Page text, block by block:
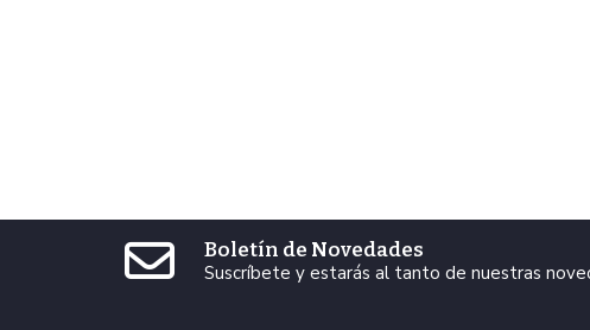
Boletín de Novedades
Suscríbete y estarás al tanto de nuestras